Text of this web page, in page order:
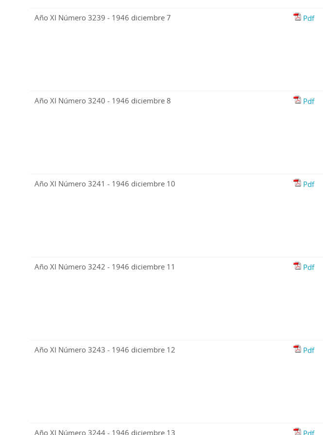
Año XI Número 3239 - 1946 diciembre 7 Pdf
Año XI Número 3240 - 1946 diciembre 8 Pdf
Año XI Número 3241 - 1946 diciembre 10 Pdf
Año XI Número 3242 - 1946 diciembre 11 Pdf
Año XI Número 3243 - 1946 diciembre 12 Pdf
Año XI Número 3244 - 1946 diciembre 13